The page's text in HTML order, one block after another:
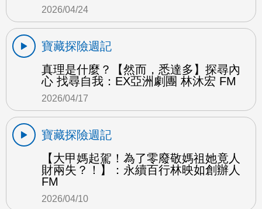
2026/04/24
寶藏探險週記
真理是什麼？【然而，悉達多】探尋內
心 找尋自我：EX亞洲劇團 林沐宏 FM
2026/04/17
寶藏探險週記
【大甲媽起駕！為了零廢敬媽祖她竟人
財兩失？！】：永續百行林映如創辦人
FM
2026/04/10